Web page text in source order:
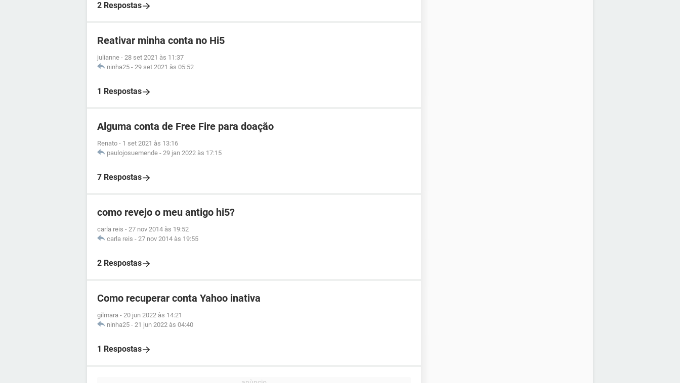
2 Respostas
Reativar minha conta no Hi5
julianne - 28 set 2021 às 11:37
ninha25 - 29 set 2021 às 05:52
1 Respostas
Alguma conta de Free Fire para doação
Renato - 1 set 2021 às 13:16
paulojosuemende - 29 jan 2022 às 17:15
7 Respostas
como revejo o meu antigo hi5?
carla reis - 27 nov 2014 às 19:52
carla reis - 27 nov 2014 às 19:55
2 Respostas
Como recuperar conta Yahoo inativa
gilmara - 20 jun 2022 às 14:21
ninha25 - 21 jun 2022 às 04:40
1 Respostas